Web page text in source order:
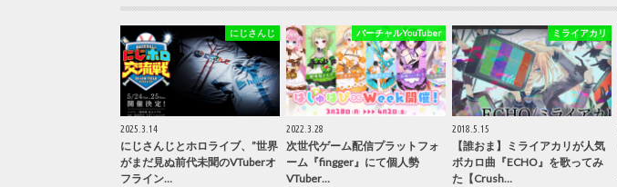
にじさんじ
2025.3.14
にじさんじとホロライブ、”世界
がまだ見ぬ前代未聞のVTuberオ
フライン…
バーチャルYouTuber
2022.3.28
次世代ゲーム配信プラットフォ
ーム『fingger』にて個人勢
VTuber…
ミライアカリ
2018.5.15
【誰おま】ミライアカリが人気
ボカロ曲『ECHO』を歌ってみ
た【Crush…